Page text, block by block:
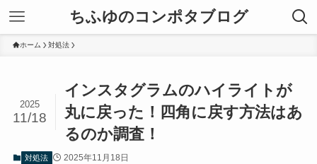
ちふゆのコンポタブログ
ホーム 対処法
インスタグラムのハイライトが
丸に戻った！四角に戻す方法はあ
るのか調査！
2025
11/18
対処法 2025年11月18日